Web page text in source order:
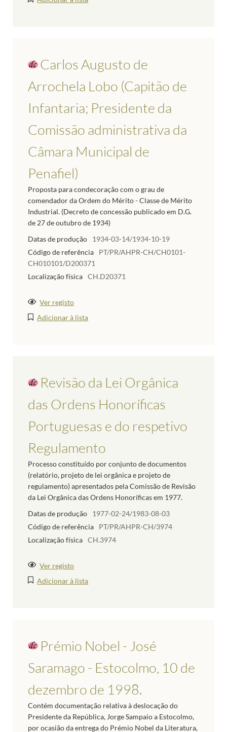
Carlos Augusto de
Arrochela Lobo (Capitão de
Infantaria; Presidente da
Comissão administrativa da
Câmara Municipal de
Penafiel)
Proposta para condecoração com o grau de
comendador da Ordem do Mérito - Classe de Mérito
Industrial. (Decreto de concessão publicado em D.G.
de 27 de outubro de 1934)
Datas de produção
1934-03-14/1934-10-19
Código de referência
PT/PR/AHPR-CH/CH0101-
CH010101/D200371
Localização física CH.D20371
Ver registo
Adicionar à lista
Revisão da Lei Orgânica
das Ordens Honoríficas
Portuguesas e do respetivo
Regulamento
Processo constituído por conjunto de documentos
(relatório, projeto de lei orgânica e projeto de
regulamento) apresentados pela Comissão de Revisão
da Lei Orgânica das Ordens Honoríficas em 1977.
Datas de produção
1977-02-24/1983-08-03
Código de referência
PT/PR/AHPR-CH/3974
Localização física CH.3974
Ver registo
Adicionar à lista
Prémio Nobel - José
Saramago - Estocolmo, 10 de
dezembro de 1998.
Contém documentação relativa à deslocação do
Presidente da República, Jorge Sampaio a Estocolmo,
por ocasião da entrega do Prémio Nobel da Literatura,